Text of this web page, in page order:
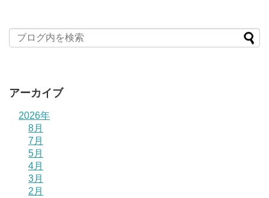
アーカイブ
2026年
8月
7月
5月
4月
3月
2月